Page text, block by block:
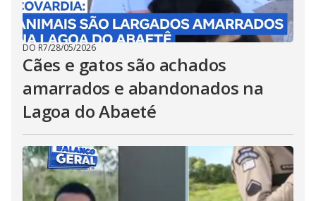
DO R7/28/05/2026
Cães e gatos são achados
amarrados e abandonados na
Lagoa do Abaeté